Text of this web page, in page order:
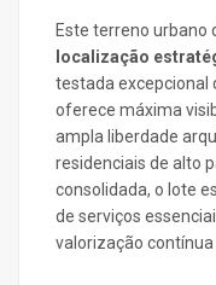
Este terreno urbano
localização
testada excepcional
oferece máxima
ampla liberdade
residenciais de alto
consolidada, o lote
de serviços
valorização contínua